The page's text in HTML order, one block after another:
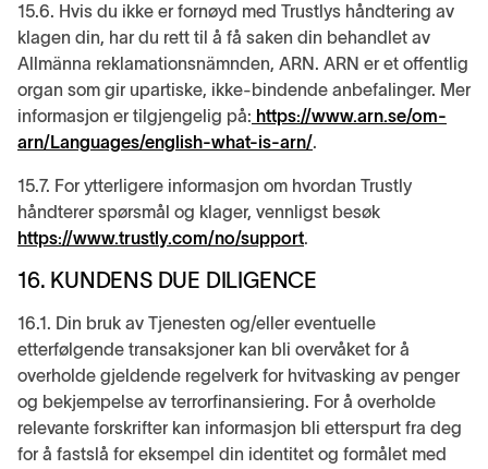
15.6. Hvis du ikke er fornøyd med Trustlys håndtering av
klagen din, har du rett til å få saken din behandlet av
Allmänna reklamationsnämnden, ARN. ARN er et offentlig
organ som gir upartiske, ikke-bindende anbefalinger. Mer
informasjon er tilgjengelig på: https://www.arn.se/om-
arn/Languages/english-what-is-arn/.
15.7. For ytterligere informasjon om hvordan Trustly
håndterer spørsmål og klager, vennligst besøk
https://www.trustly.com/no/support.
16. KUNDENS DUE DILIGENCE
16.1. Din bruk av Tjenesten og/eller eventuelle
etterfølgende transaksjoner kan bli overvåket for å
overholde gjeldende regelverk for hvitvasking av penger
og bekjempelse av terrorfinansiering. For å overholde
relevante forskrifter kan informasjon bli etterspurt fra deg
for å fastslå for eksempel din identitet og formålet med